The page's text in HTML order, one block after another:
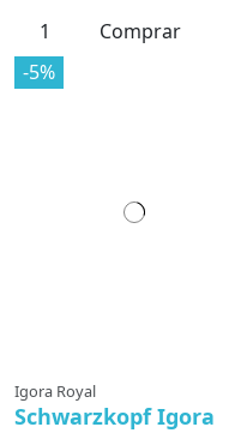
Comprar
-5%
Igora Royal
Schwarzkopf Igora